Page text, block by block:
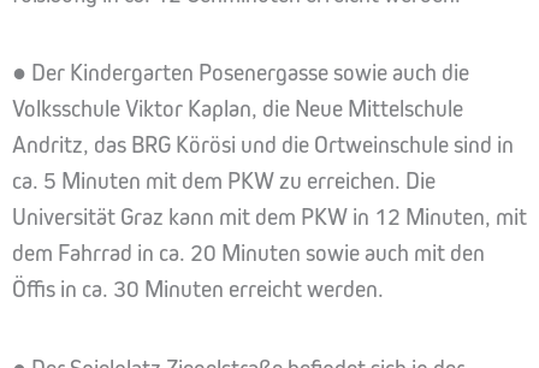
● Der Kindergarten Posenergasse sowie auch die
Volksschule Viktor Kaplan, die Neue Mittelschule
Andritz, das BRG Körösi und die Ortweinschule sind in
ca. 5 Minuten mit dem PKW zu erreichen. Die
Universität Graz kann mit dem PKW in 12 Minuten, mit
dem Fahrrad in ca. 20 Minuten sowie auch mit den
Öffis in ca. 30 Minuten erreicht werden.